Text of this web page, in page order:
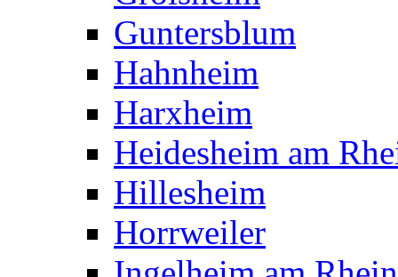
Guntersblum
Hahnheim
Harxheim
Heidesheim am
Hillesheim
Horrweiler